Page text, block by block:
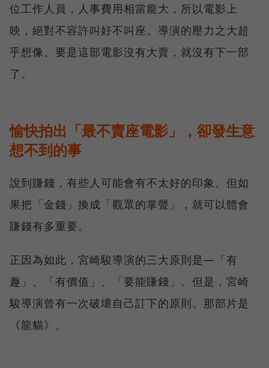
位工作人員，人事費用相當龐大，所以電影上
映，絕對不容許叫好不叫座。導演的壓力之大超
乎想像。要是這部電影沒有大賣，就沒有下一部
了。
愉快拍出「最不賣座電影」，卻發生意
想不到的事
說到賺錢，有些人可能會有不太好的印象。但如
果把「金錢」換成「觀眾的掌聲」，就可以體會
賺錢有多重要。
正因為如此，宮崎駿導演的三大原則是—「有
趣」、「有價值」、「要能賺錢」。但是，宮崎
駿導演曾有一次破壞自己訂下的原則。那部片是
《龍貓》。